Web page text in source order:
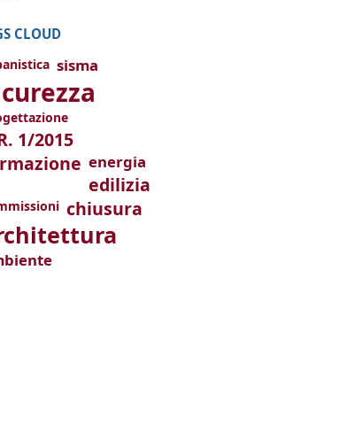
CLOUD
sisma
1/2015
energia
edilizia
chiusura